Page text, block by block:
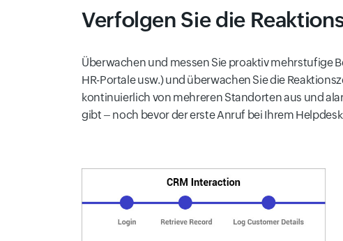
Verfolgen Sie die
Überwachen und messen Sie proaktiv mehrstufige
HR-Portale usw.) und überwachen Sie die
kontinuierlich von mehreren Standorten aus und
gibt – noch bevor der erste Anruf bei Ihrem